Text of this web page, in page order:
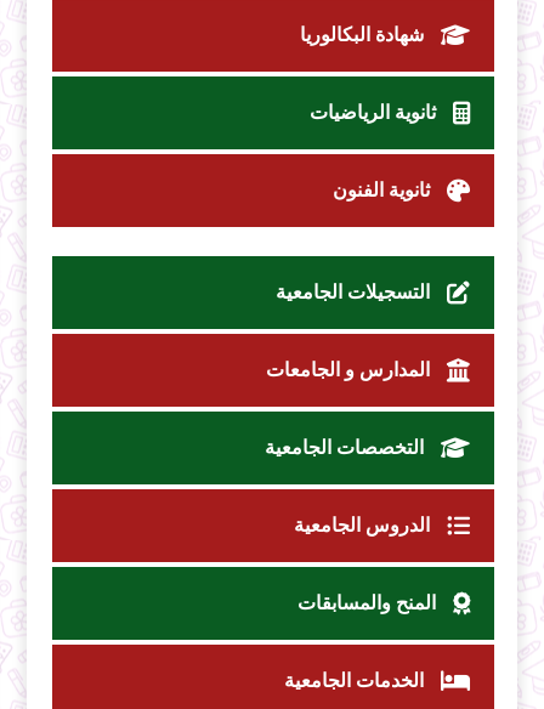
شهادة البكالوريا
ثانوية الرياضيات
ثانوية الفنون
التسجيلات الجامعية
المدارس و الجامعات
التخصصات الجامعية
الدروس الجامعية
المنح والمسابقات
الخدمات الجامعية